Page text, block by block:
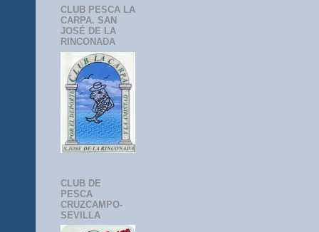
CLUB PESCA LA
CARPA. SAN
JOSÉ DE LA
RINCONADA
CLUB DE
PESCA
CRUZCAMPO-
SEVILLA